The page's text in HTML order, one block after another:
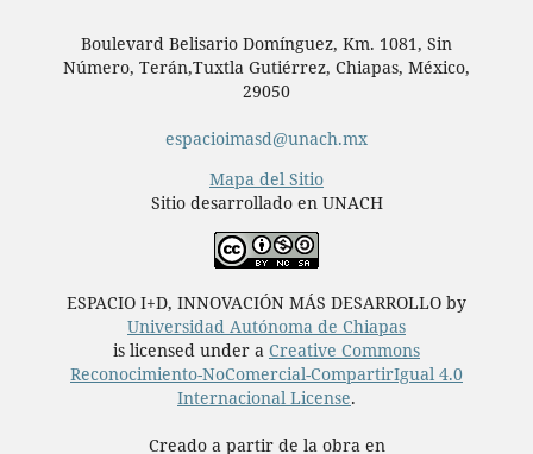
Boulevard Belisario Domínguez, Km. 1081, Sin
Número, Terán,Tuxtla Gutiérrez, Chiapas, México,
29050
espacioimasd@unach.mx
Mapa del Sitio
Sitio desarrollado en UNACH
ESPACIO I+D, INNOVACIÓN MÁS DESARROLLO by
Universidad Autónoma de Chiapas
is licensed under a Creative Commons
Reconocimiento-NoComercial-CompartirIgual 4.0
Internacional License.
Creado a partir de la obra en